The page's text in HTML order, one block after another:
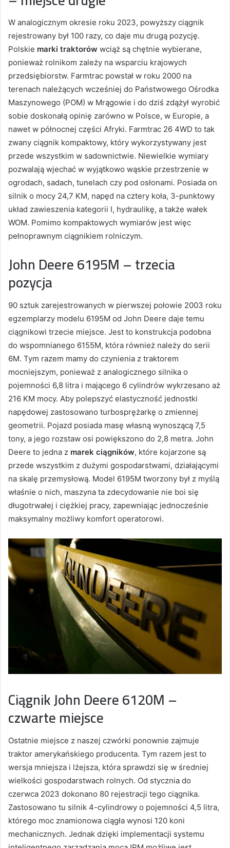
W analogicznym okresie roku 2023, powyższy ciągnik
rejestrowany był 100 razy, co daje mu drugą pozycję.
Polskie marki traktorów wciąż są chętnie wybierane,
ponieważ rolnikom zależy na wsparciu krajowych
przedsiębiorstw. Farmtrac powstał w roku 2000 na
terenach należących wcześniej do Państwowego Ośrodka
Maszynowego (POM) w Mrągowie i do dziś zdążył wyrobić
sobie doskonałą opinię zarówno w Polsce, w Europie, a
nawet w północnej części Afryki. Farmtrac 26 4WD to tak
zwany ciągnik kompaktowy, który wykorzystywany jest
przede wszystkim w sadownictwie. Niewielkie wymiary
pozwalają wjechać w wyjątkowo wąskie przestrzenie w
ogrodach, sadach, tunelach czy pod osłonami. Posiada on
silnik o mocy 24,7 KM, napęd na cztery koła, 3-punktowy
układ zawieszenia kategorii I, hydraulikę, a także wałek
WOM. Pomimo kompaktowych wymiarów jest więc
pełnoprawnym ciągnikiem rolniczym.
John Deere 6195M – trzecia
pozycja
90 sztuk zarejestrowanych w pierwszej połowie 2003 roku
egzemplarzy modelu 6195M od John Deere daje temu
ciągnikowi trzecie miejsce. Jest to konstrukcja podobna
do wspomnianego 6155M, która również należy do serii
6M. Tym razem mamy do czynienia z traktorem
mocniejszym, ponieważ z analogicznego silnika o
pojemności 6,8 litra i mającego 6 cylindrów wykrzesano aż
216 KM mocy. Aby polepszyć elastyczność jednostki
napędowej zastosowano turbosprężarkę o zmiennej
geometrii. Pojazd posiada masę własną wynoszącą 7,5
tony, a jego rozstaw osi powiększono do 2,8 metra. John
Deere to jedna z marek ciągników, które kojarzone są
przede wszystkim z dużymi gospodarstwami, działającymi
na skalę przemysłową. Model 6195M tworzony był z myślą
właśnie o nich, maszyna ta zdecydowanie nie boi się
długotrwałej i ciężkiej pracy, zapewniając jednocześnie
maksymalny możliwy komfort operatorowi.
Ciągnik John Deere 6120M –
czwarte miejsce
Ostatnie miejsce z naszej czwórki ponownie zajmuje
traktor amerykańskiego producenta. Tym razem jest to
wersja mniejsza i lżejsza, która sprawdzi się w średniej
wielkości gospodarstwach rolnych. Od stycznia do
czerwca 2023 dokonano 80 rejestracji tego ciągnika.
Zastosowano tu silnik 4-cylindrowy o pojemności 4,5 litra,
którego moc znamionowa ciągła wynosi 120 koni
mechanicznych. Jednak dzięki implementacji systemu